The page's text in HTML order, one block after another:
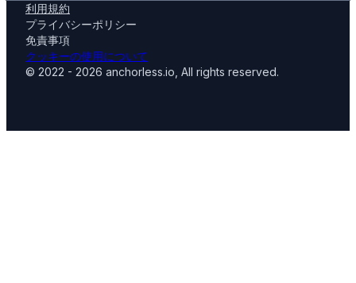
利用規約
プライバシーポリシー
免責事項
クッキーの使用について
© 2022 - 2026 anchorless.io, All rights reserved.